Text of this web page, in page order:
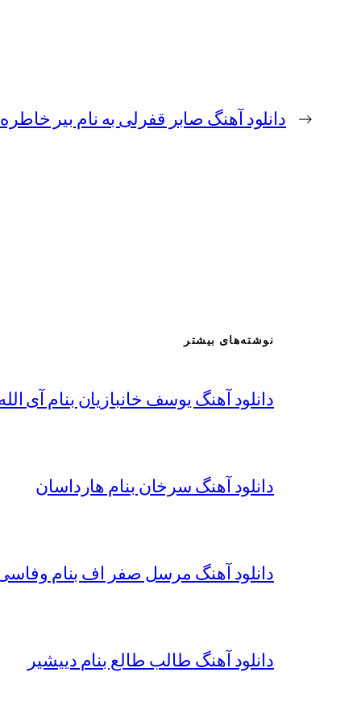
← دانلود آهنگ صابر قفرلی به نام بیر خاطره
نوشته‌های بیشتر
دانلود آهنگ یوسف خانبازیان بنام آی
دانلود آهنگ سرخان بنام هارداسان
دانلود آهنگ مرسل صفر اف بنام
دانلود آهنگ طالب طالع بنام دییشیر